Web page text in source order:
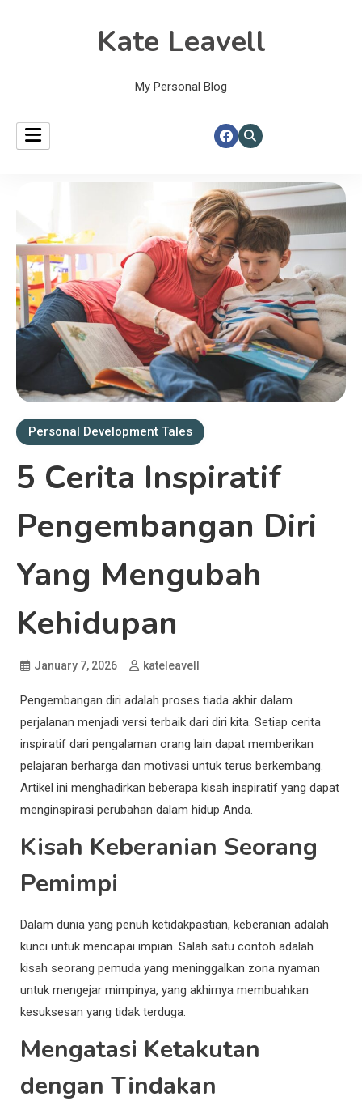
Kate Leavell
My Personal Blog
Personal Development Tales
5 Cerita Inspiratif
Pengembangan Diri
Yang Mengubah
Kehidupan
January 7, 2026 kateleavell
Pengembangan diri adalah proses tiada akhir dalam
perjalanan menjadi versi terbaik dari diri kita. Setiap cerita
inspiratif dari pengalaman orang lain dapat memberikan
pelajaran berharga dan motivasi untuk terus berkembang.
Artikel ini menghadirkan beberapa kisah inspiratif yang dapat
menginspirasi perubahan dalam hidup Anda.
Kisah Keberanian Seorang
Pemimpi
Dalam dunia yang penuh ketidakpastian, keberanian adalah
kunci untuk mencapai impian. Salah satu contoh adalah
kisah seorang pemuda yang meninggalkan zona nyaman
untuk mengejar mimpinya, yang akhirnya membuahkan
kesuksesan yang tidak terduga.
Mengatasi Ketakutan
dengan Tindakan